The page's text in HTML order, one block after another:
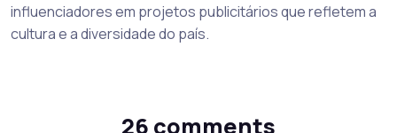
influenciadores em projetos publicitários que refletem a
cultura e a diversidade do país.
26 comments